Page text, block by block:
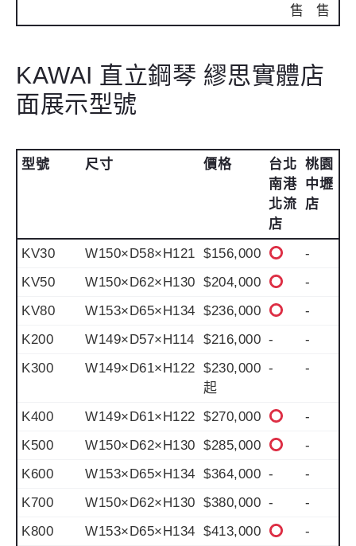
售
售
KAWAI 直立鋼琴 繆思實體店
面展示型號
型號 尺寸 價格
台北
南港
北流
店
桃園
中壢
店
KV30 W150×D58×H121 $156,000
-
KV50
W150×D62×H130 $204,000
-
KV80
W153×D65×H134 $236,000
-
K200
W149×D57×H114 $216,000 -
-
K300
W149×D61×H122 $230,000
起
- -
K400 W149×D61×H122 $270,000
-
K500
W150×D62×H130 $285,000
-
K600
W153×D65×H134 $364,000 -
-
K700
W150×D62×H130 $380,000 -
-
K800
W153×D65×H134 $413,000
-